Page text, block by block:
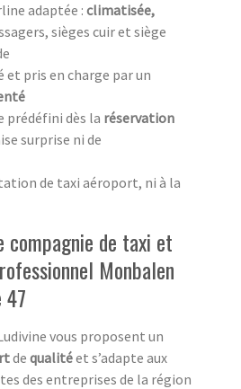
adaptée : climatisée,
sièges cuir et siège
et pris en charge par un
prédéfini dès la réservation
surprise ni de
de taxi aéroport, ni à la
compagnie de taxi et
Monbalen
47
vous proposent un
de qualitéet s’adapte aux
des entreprises de la région